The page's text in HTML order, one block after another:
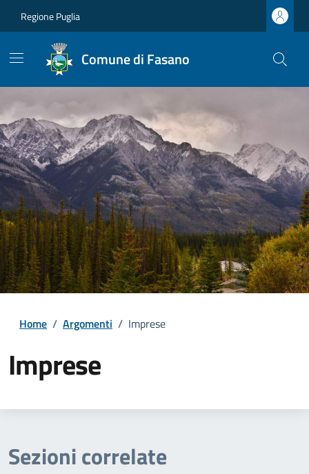
Regione Puglia
Comune di Fasano
Home / Argomenti / Imprese
Imprese
Dettagli della notizia
Sezioni correlate